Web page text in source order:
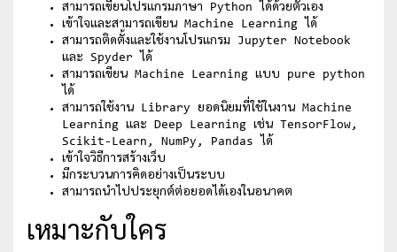
สามารถเขียนโปรแกรมภาษา Python ได้ด้วยตัวเอง
เข้าใจและสามารถเขียน Machine Learning ได้
สามารถติดตั้งและใช้งานโปรแกรม Jupyter Notebook
และ Spyder ได้
สามารถเขียน Machine Learning แบบ pure python
ได้
สามารถใช้งาน Library ยอดนิยมที่ใช้ในงาน Machine
Learning และ Deep Learning เช่น TensorFlow,
Scikit-Learn, NumPy, Pandas ได้
เข้าใจวิธีการสร้างเว็บ
มีกระบวนการคิดอย่างเป็นระบบ
สามารถนำไปประยุกต์ต่อยอดได้เองในอนาคต
เหมาะกับใคร